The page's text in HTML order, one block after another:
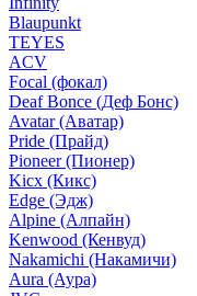
Blaupunkt
TEYES
ACV
Focal (фокал)
Deaf Bonce (Деф Бонс)
Avatar (Аватар)
Pride (Прайд)
Pioneer (Пионер)
Kicx (Кикс)
Edge (Эдж)
Alpine (Алпайн)
Kenwood (Кенвуд)
Nakamichi (Накамичи)
Aura (Аура)